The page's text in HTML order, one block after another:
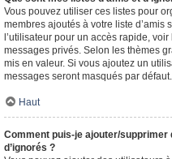
Vous pouvez utiliser ces listes pour
membres ajoutés à votre liste d’amis
l’utilisateur pour un accès rapide,
messages privés. Selon les thèmes
mis en valeur. Si vous ajoutez un
messages seront masqués par défaut.
Haut
Comment puis-je ajouter/supprimer
d’ignorés ?